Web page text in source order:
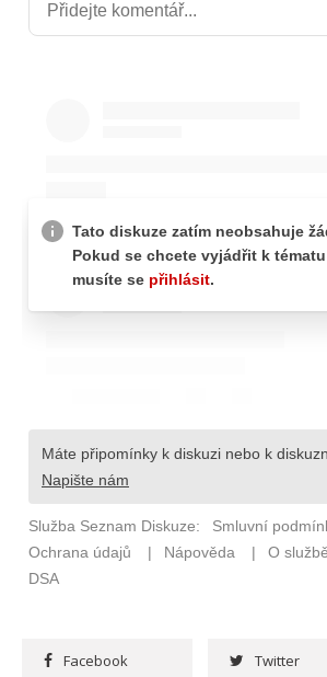
Facebook Twitter